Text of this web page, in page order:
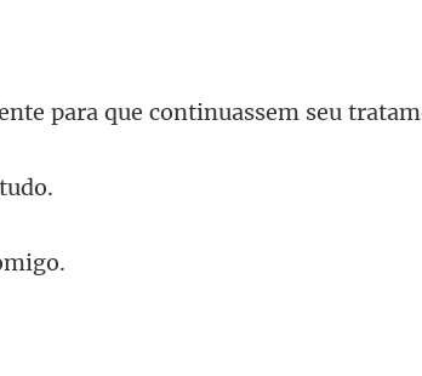
para que conti